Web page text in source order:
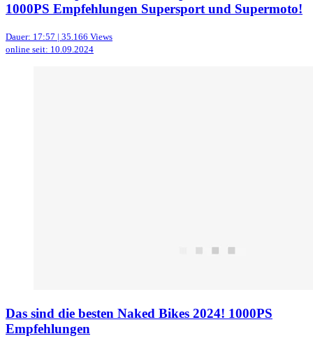
1000PS Empfehlungen Supersport und Supermoto!
Dauer: 17:57 | 35.166 Views
online seit: 10.09.2024
Das sind die besten Naked Bikes 2024! 1000PS
Empfehlungen